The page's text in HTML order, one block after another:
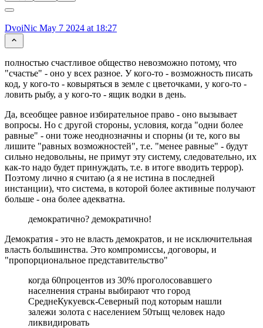
DvoiNic May 7 2024 at 18:27
полностью счастливое общество невозможно потому, что
"счастье" - оно у всех разное. У кого-то - возможность писать
код, у кого-то - ковыряться в земле с цветочками, у кого-то -
ловить рыбу, а у кого-то - ящик водки в день.
Да, всеобщее равное избирательное право - оно вызывает
вопросы. Но с другой стороны, условия, когда "одни более
равные" - они тоже неоднозначны и спорны (и те, кого вы
лишите "равных возможностей", т.е. "менее равные" - будут
сильно недовольны, не примут эту систему, следовательно, их
как-то надо будет принуждать, т.е. в итоге вводить террор).
Поэтому лично я считаю (а я не истина в последней
инстанции), что система, в которой более активные получают
больше - она более адекватна.
демократично? демократично!
Демократия - это не власть демократов, и не исключительная
власть большинства. Это компромиссы, договоры, и
"пропорциональное представительство"
когда 60процентов из 30% проголосовавшего
населнения страны выбирают что город
СреднеКукуевск-Северный под которым нашли
залежи золота с населением 50тыщ человек надо
ликвидировать